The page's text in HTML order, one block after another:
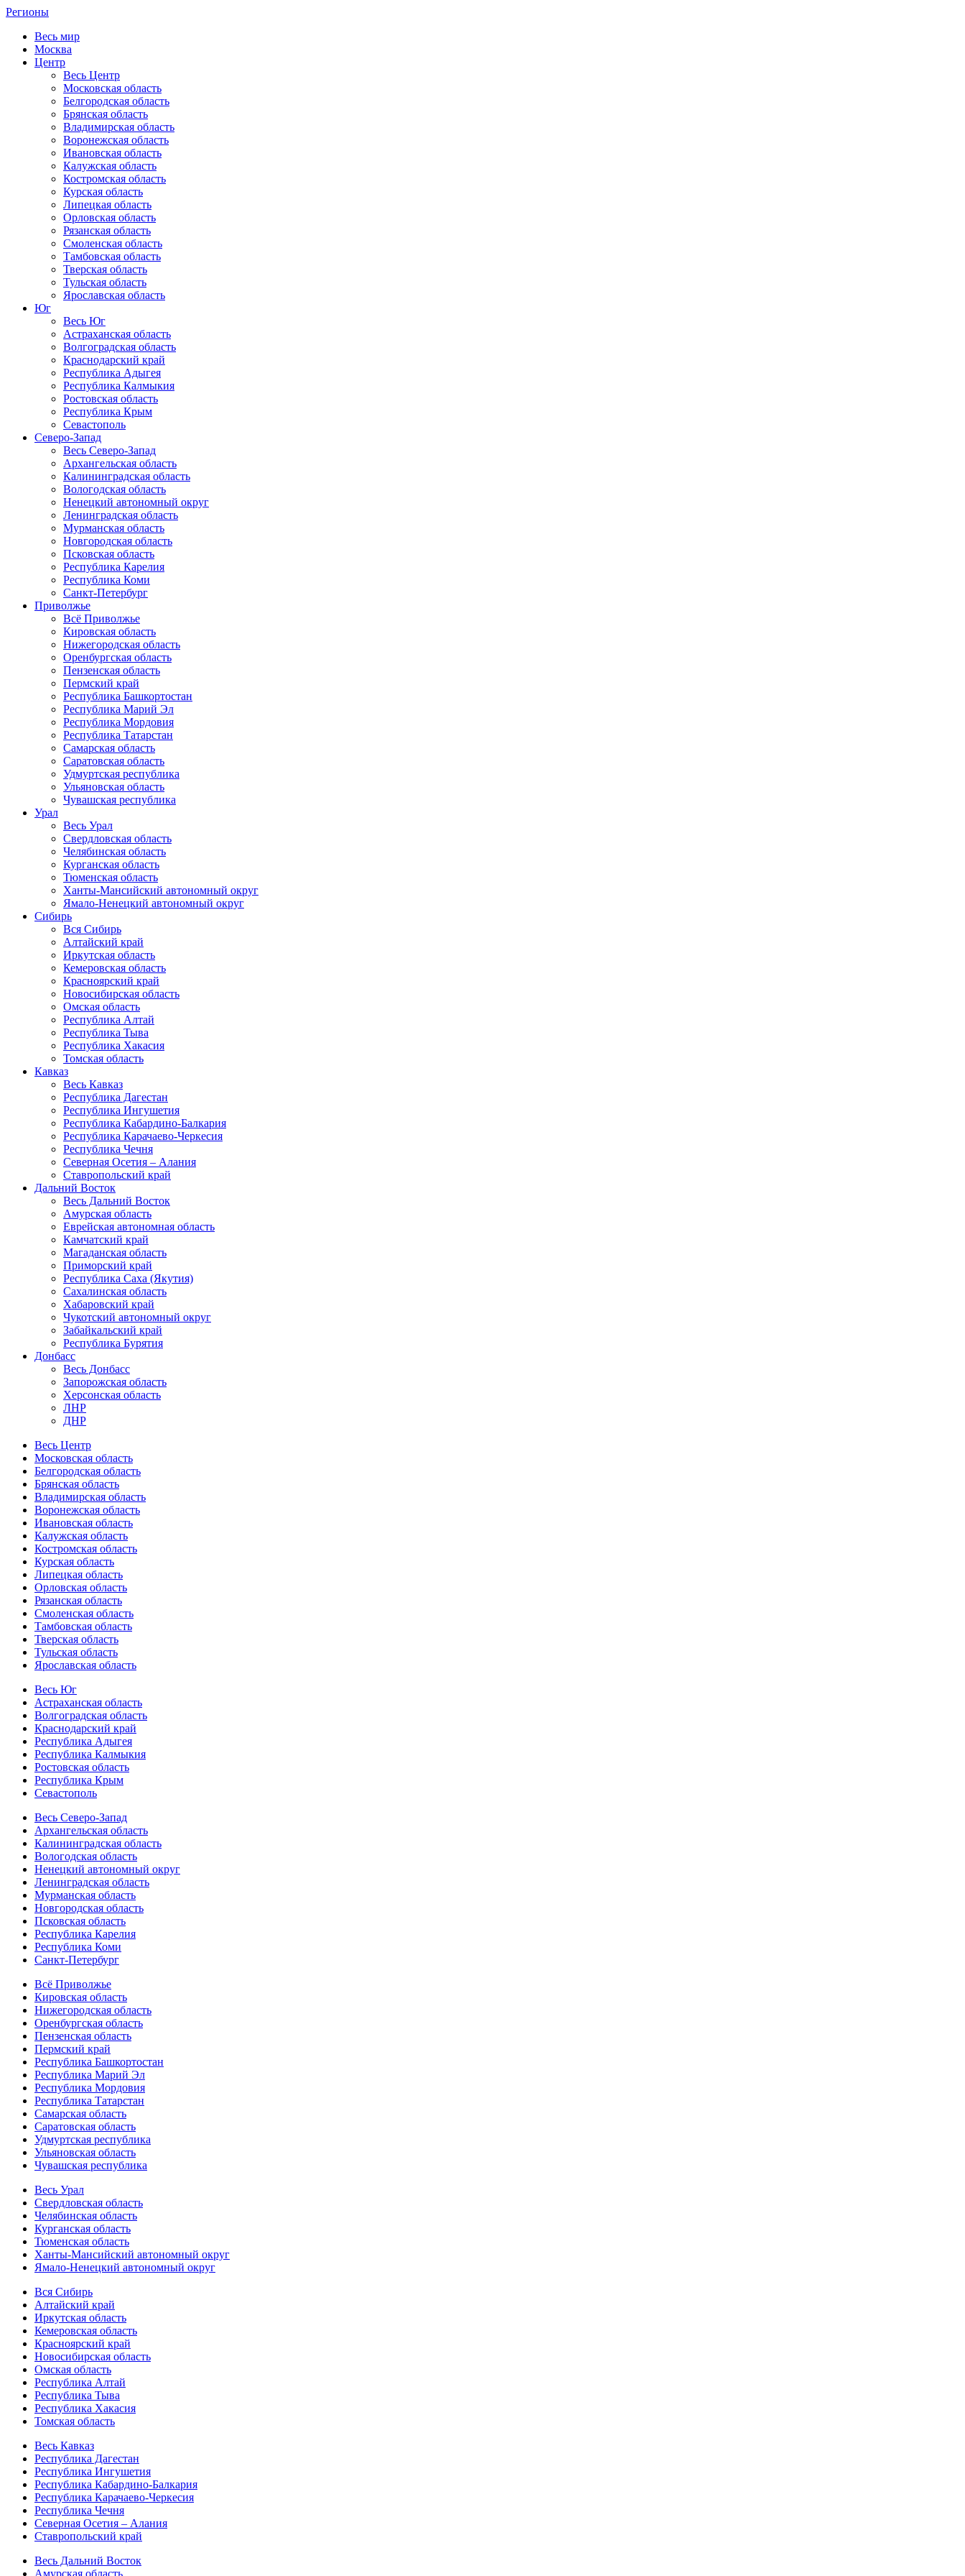
Регионы
Весь мир
Москва
Центр
Весь Центр
Московская область
Белгородская область
Брянская область
Владимирская область
Воронежская область
Ивановская область
Калужская область
Костромская область
Курская область
Липецкая область
Орловская область
Рязанская область
Смоленская область
Тамбовская область
Тверская область
Тульская область
Ярославская область
Юг
Весь Юг
Астраханская область
Волгоградская область
Краснодарский край
Республика Адыгея
Республика Калмыкия
Ростовская область
Республика Крым
Севастополь
Северо-Запад
Весь Северо-Запад
Архангельская область
Калининградская область
Вологодская область
Ненецкий автономный округ
Ленинградская область
Мурманская область
Новгородская область
Псковская область
Республика Карелия
Республика Коми
Санкт-Петербург
Приволжье
Всё Приволжье
Кировская область
Нижегородская область
Оренбургская область
Пензенская область
Пермский край
Республика Башкортостан
Республика Марий Эл
Республика Мордовия
Республика Татарстан
Самарская область
Саратовская область
Удмуртская республика
Ульяновская область
Чувашская республика
Урал
Весь Урал
Свердловская область
Челябинская область
Курганская область
Тюменская область
Ханты-Мансийский автономный округ
Ямало-Ненецкий автономный округ
Сибирь
Вся Сибирь
Алтайский край
Иркутская область
Кемеровская область
Красноярский край
Новосибирская область
Омская область
Республика Алтай
Республика Тыва
Республика Хакасия
Томская область
Кавказ
Весь Кавказ
Республика Дагестан
Республика Ингушетия
Республика Кабардино-Балкария
Республика Карачаево-Черкесия
Республика Чечня
Северная Осетия – Алания
Ставропольский край
Дальний Восток
Весь Дальний Восток
Амурская область
Еврейская автономная область
Камчатский край
Магаданская область
Приморский край
Республика Саха (Якутия)
Сахалинская область
Хабаровский край
Чукотский автономный округ
Забайкальский край
Республика Бурятия
Донбасс
Весь Донбасс
Запорожская область
Херсонская область
ЛНР
ДНР
Весь Центр
Московская область
Белгородская область
Брянская область
Владимирская область
Воронежская область
Ивановская область
Калужская область
Костромская область
Курская область
Липецкая область
Орловская область
Рязанская область
Смоленская область
Тамбовская область
Тверская область
Тульская область
Ярославская область
Весь Юг
Астраханская область
Волгоградская область
Краснодарский край
Республика Адыгея
Республика Калмыкия
Ростовская область
Республика Крым
Севастополь
Весь Северо-Запад
Архангельская область
Калининградская область
Вологодская область
Ненецкий автономный округ
Ленинградская область
Мурманская область
Новгородская область
Псковская область
Республика Карелия
Республика Коми
Санкт-Петербург
Всё Приволжье
Кировская область
Нижегородская область
Оренбургская область
Пензенская область
Пермский край
Республика Башкортостан
Республика Марий Эл
Республика Мордовия
Республика Татарстан
Самарская область
Саратовская область
Удмуртская республика
Ульяновская область
Чувашская республика
Весь Урал
Свердловская область
Челябинская область
Курганская область
Тюменская область
Ханты-Мансийский автономный округ
Ямало-Ненецкий автономный округ
Вся Сибирь
Алтайский край
Иркутская область
Кемеровская область
Красноярский край
Новосибирская область
Омская область
Республика Алтай
Республика Тыва
Республика Хакасия
Томская область
Весь Кавказ
Республика Дагестан
Республика Ингушетия
Республика Кабардино-Балкария
Республика Карачаево-Черкесия
Республика Чечня
Северная Осетия – Алания
Ставропольский край
Весь Дальний Восток
Амурская область